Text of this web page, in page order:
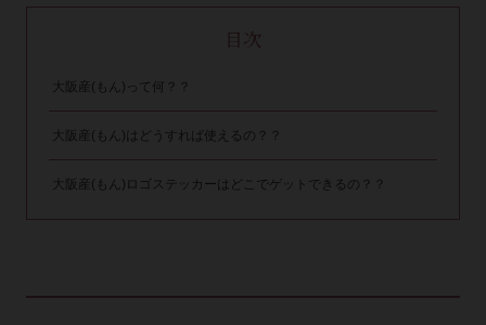
目次
大阪産(もん)って何？？
大阪産(もん)はどうすれば使えるの？？
大阪産(もん)ロゴステッカーはどこでゲットできるの？？